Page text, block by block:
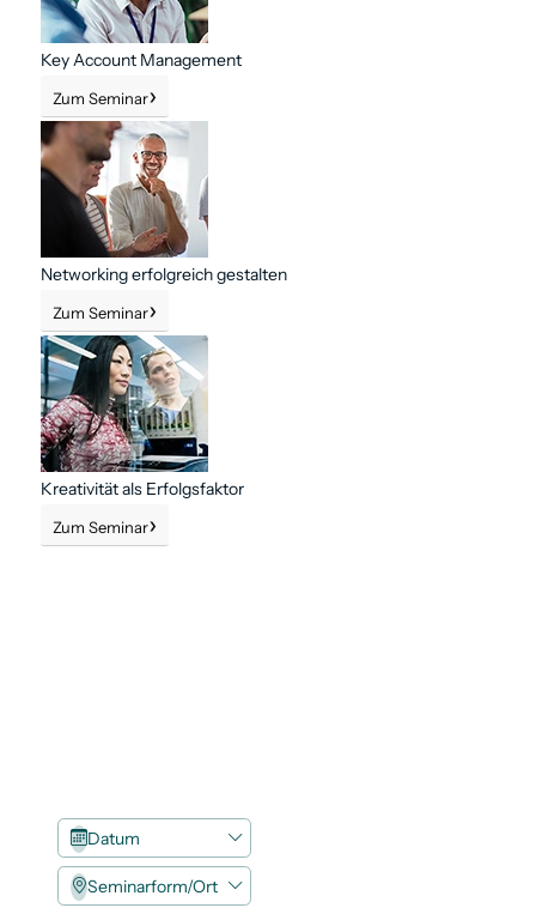
Key Account Management
Zum Seminar
Networking erfolgreich gestalten
Zum Seminar
Kreativität als Erfolgsfaktor
Zum Seminar
Datum
Seminarform/Ort